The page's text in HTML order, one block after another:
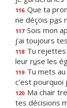
116 Que ta
ne déçois pas
117 Sois mon
j’ai toujours
118 Tu rejettes
leur ruse les
119 Tu mets
c’est pourquoi
120 Ma chair
tes décisions